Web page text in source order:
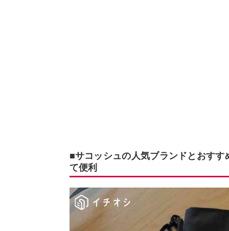
■サコッシュの人気ブランドとおす
て便利